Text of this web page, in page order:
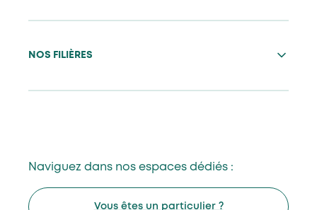
NOS FILIÈRES
Naviguez dans nos espaces dédiés :
Vous êtes un particulier ?